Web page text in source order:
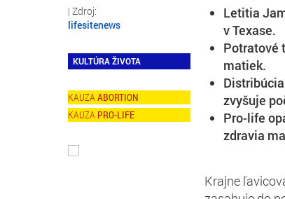
lifesitenews
KULTÚRA ŽIVOTA
ABORTION
PRO-LIFE
Letitia
v Texase.
Potratové
matiek.
zvyšuje
Pro-life
zdravia
Krajne